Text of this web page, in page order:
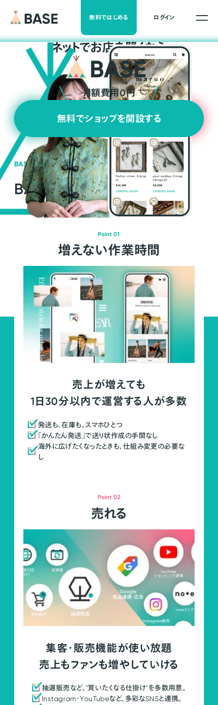
無料ではじめる ログイン
ネットでお店を開くなら
月額費用0円
無料でショップを開設する
BASEの強み
BASEが強い3つの理由
Point 01
増えない作業時間
売上が増えても
1日30分以内で運営する人が多数
発送も、在庫も、スマホひとつ
「かんたん発送」で送り状作成の手間なし
海外に広げたくなったときも、仕組み変更の必要な
し
Point 02
売れる
集客・販売機能が使い放題
売上もファンも増やしていける
抽選販売など、"買いたくなる仕掛け"を多数用意。
Instagram・YouTubeなど、多彩なSNSと連携。